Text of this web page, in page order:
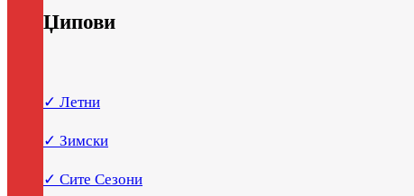
Џипови
✓ Летни
✓ Зимски
✓ Сите Сезони